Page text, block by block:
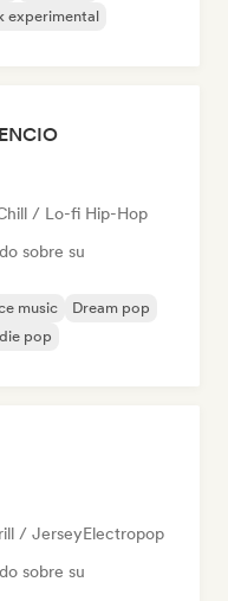
experimental
/ Lo-fi Hip-Hop
sobre su
music
Dream pop
pop
/ JerseyElectropop
sobre su